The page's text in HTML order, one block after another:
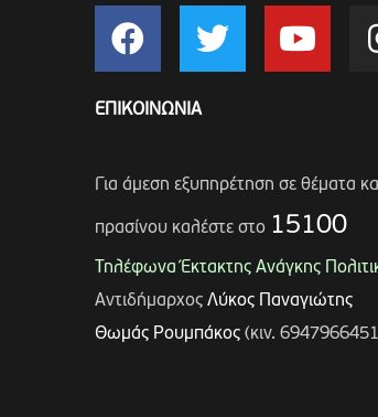
ΕΠΙΚΟΙΝΩΝΙΑ
Για άμεση εξυπηρέτηση σε θέματα
πρασίνου καλέστε στο 15100
Τηλέφωνα Έκτακτης Ανάγκης
Αντιδήμαρχος Λύκος Παναγιώτης
Θωμάς Ρουμπάκος(κιν.